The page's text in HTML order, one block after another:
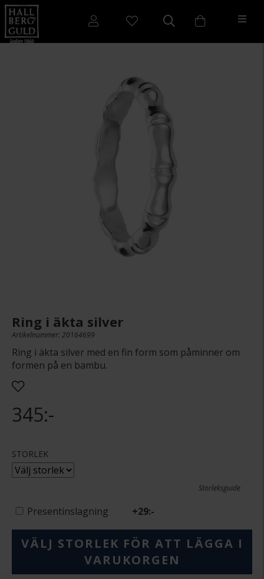
Ring i äkta silver
Artikelnummer: 20164699
Ring i äkta silver med en fin form som påminner om
formen på en bambu.
345:-
STORLEK
Storleksguide
Presentinslagning +29:-
VÄLJ STORLEK FÖR ATT LÄGGA I
VARUKORGEN